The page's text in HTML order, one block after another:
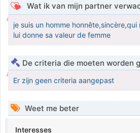
Wat ik van mijn partner
je suis un homme
lui donne sa valeur de femme
De criteria die moeten worden
Er zijn geen criteria aangepast
Weet me beter
Interesses